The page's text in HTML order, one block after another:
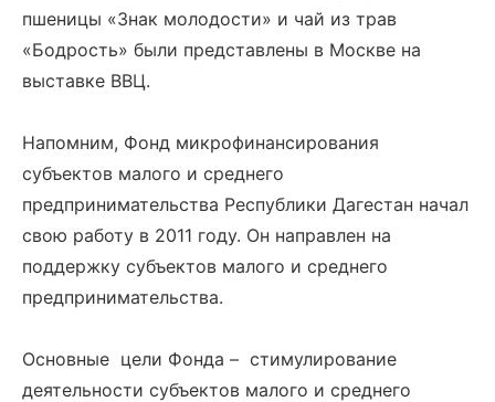
пшеницы «Знак молодости» и чай из трав
«Бодрость» были представлены в Москве на
выставке ВВЦ.
Напомним, Фонд микрофинансирования
субъектов малого и среднего
предпринимательства Республики Дагестан начал
свою работу в 2011 году. Он направлен на
поддержку субъектов малого и среднего
предпринимательства.
Основные цели Фонда – стимулирование
деятельности субъектов малого и среднего